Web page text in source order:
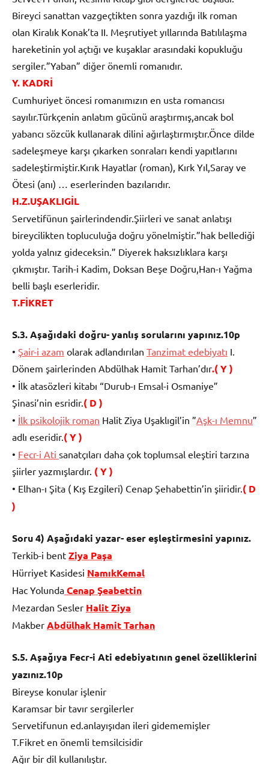
Bireyci sanattan vazgeçtikten sonra yazdığı ilk roman
olan Kiralık Konak’ta II. Meşrutiyet yıllarında Batılılaşma
hareketinin yol açtığı ve kuşaklar arasındaki kopukluğu
sergiler.”Yaban” diğer önemli romanıdır.
Y. KADRİ
Cumhuriyet öncesi romanımızın en usta romancısı
sayılır.Türkçenin anlatım gücünü araştırmış,ancak bol
yabancı sözcük kullanarak dilini ağırlaştırmıştır.Önce dilde
sadeleşmeye karşı çıkarken sonraları kendi yapıtlarını
sadeleştirmiştir.Kırık Hayatlar (roman), Kırk Yıl,Saray ve
Ötesi (anı) … eserlerinden bazılarıdır.
H.Z.UŞAKLIGİL
Servetifünun şairlerindendir.Şiirleri ve sanat anlatışı
bireycilikten topluculuğa doğru yönelmiştir.”hak bellediği
yolda yalnız gideceksin.” Diyerek haksızlıklara karşı
çıkmıştır. Tarih-i Kadim, Doksan Beşe Doğru,Han-ı Yağma
belli başlı eserleridir.
T.FİKRET
S.3. Aşağıdaki doğru- yanlış sorularını yapınız.10p
• Şair-i azam olarak adlandırılan Tanzimat edebiyatı I.
Dönem şairlerinden Abdülhak Hamit Tarhan’dır.( Y )
• İlk atasözleri kitabı “Durub-ı Emsal-i Osmaniye”
Şinasi’nin esridir. ( D )
• İlk psikolojik roman Halit Ziya Uşaklıgil’in ”Aşk-ı Memnu”
adlı eseridir. ( Y )
• Fecr-i Ati sanatçıları daha çok toplumsal eleştiri tarzına
şiirler yazmışlardır. ( Y )
• Elhan-ı Şita ( Kış Ezgileri) Cenap Şehabettin’in şiiridir. ( D
)
Soru 4) Aşağıdaki yazar- eser eşleştirmesini yapınız.
Terkib-i bent Ziya Paşa
Hürriyet Kasidesi NamıkKemal
Hac Yolunda Cenap Şeabettin
Mezardan Sesler Halit Ziya
Makber Abdülhak Hamit Tarhan
S.5. Aşağıya Fecr-i Ati edebiyatının genel özelliklerini
yazınız.10p
Bireyse konular işlenir
Karamsar bir tavır sergilerler
Servetifunun ed.anlayışıdan ileri gidememişler
T.Fikret en önemli temsilcisidir
Ağır bir dil kullanılıştır.